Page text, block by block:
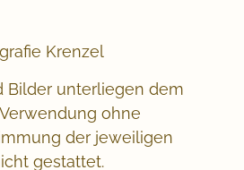
Krenzel
Bilder unterliegen dem
ohne
der jeweiligen
gestattet.